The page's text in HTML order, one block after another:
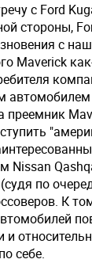
с Ford
стороны,
с
Maverick
автомобилем
преемник
Nissan
по
К
и
себе.